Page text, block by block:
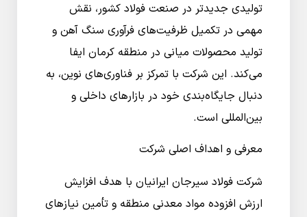
تولیدی جدیدتر در صنعت فولاد کشور، نقش
مهمی در تکمیل ظرفیت‌های فرآوری سنگ آهن و
تولید محصولات میانی در منطقه کرمان ایفا
می‌کند. این شرکت با تمرکز بر فناوری‌های نوین، به
دنبال جایگاه‌بندی خود در بازارهای داخلی و
بین‌المللی است.
معرفی و اهداف اصلی شرکت
شرکت فولاد سیرجان ایرانیان با هدف افزایش
ارزش افزوده مواد معدنی منطقه و تأمین نیازهای